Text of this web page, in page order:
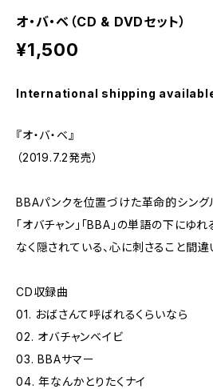
オ・バ・ベ（CD & DVDセット）
¥1,500
International shipping
『オ・バ・ベ』
（2019.7.2発売）
BBAパンクを位置づけた革命的シング
「オバチャン」「BBA」の単語の下にゆ
なく隠されている、心に刺さること間違
CD収録曲
01. おばさんて呼ばれるくらいなら
02. オバチャンベイビ
03. BBAサマー
04. 年なんかとりたくナイ